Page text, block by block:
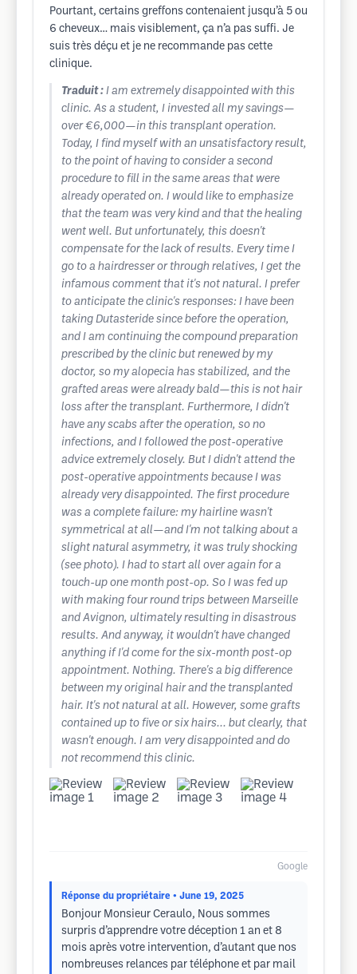
Pourtant, certains greffons contenaient jusqu’à 5 ou
6 cheveux… mais visiblement, ça n’a pas suffi. Je
suis très déçu et je ne recommande pas cette
clinique.
Traduit : I am extremely disappointed with this
clinic. As a student, I invested all my savings—
over €6,000—in this transplant operation.
Today, I find myself with an unsatisfactory result,
to the point of having to consider a second
procedure to fill in the same areas that were
already operated on. I would like to emphasize
that the team was very kind and that the healing
went well. But unfortunately, this doesn't
compensate for the lack of results. Every time I
go to a hairdresser or through relatives, I get the
infamous comment that it's not natural. I prefer
to anticipate the clinic's responses: I have been
taking Dutasteride since before the operation,
and I am continuing the compound preparation
prescribed by the clinic but renewed by my
doctor, so my alopecia has stabilized, and the
grafted areas were already bald—this is not hair
loss after the transplant. Furthermore, I didn't
have any scabs after the operation, so no
infections, and I followed the post-operative
advice extremely closely. But I didn't attend the
post-operative appointments because I was
already very disappointed. The first procedure
was a complete failure: my hairline wasn't
symmetrical at all—and I'm not talking about a
slight natural asymmetry, it was truly shocking
(see photo). I had to start all over again for a
touch-up one month post-op. So I was fed up
with making four round trips between Marseille
and Avignon, ultimately resulting in disastrous
results. And anyway, it wouldn't have changed
anything if I'd come for the six-month post-op
appointment. Nothing. There's a big difference
between my original hair and the transplanted
hair. It's not natural at all. However, some grafts
contained up to five or six hairs... but clearly, that
wasn't enough. I am very disappointed and do
not recommend this clinic.
Google
Réponse du propriétaire • June 19, 2025
Bonjour Monsieur Ceraulo, Nous sommes
surpris d’apprendre votre déception 1 an et 8
mois après votre intervention, d’autant que nos
nombreuses relances par téléphone et par mail